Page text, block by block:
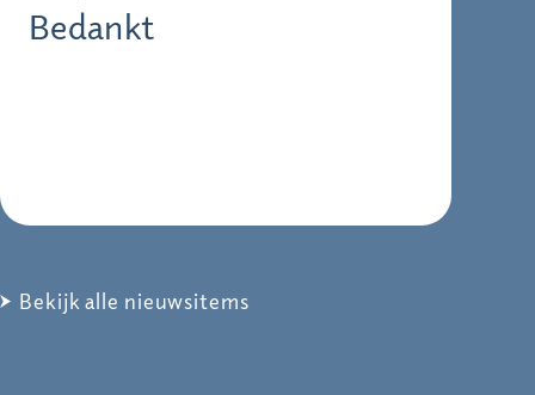
Bedankt
Bekijk alle nieuwsitems